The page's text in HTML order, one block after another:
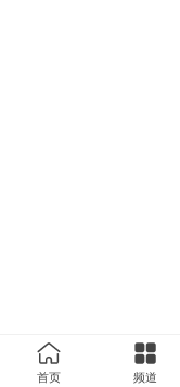
首页 频道